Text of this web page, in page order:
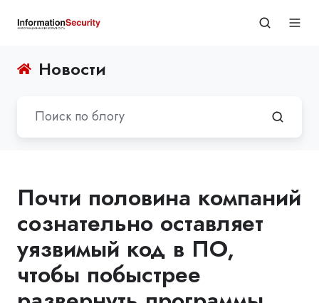
Новости
Почти половина компаний
сознательно оставляет
уязвимый код в ПО,
чтобы побыстрее